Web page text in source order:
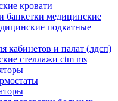
кровати
банкетки медицинские
подкатные
кабинетов и палат (лдсп)
стеллажи ctm ms